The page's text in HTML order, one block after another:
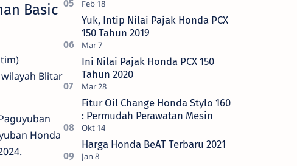
Basic
Blitar
Honda
Yuk, Intip Nilai Pajak Honda PCX
150 Tahun 2019
Ini Nilai Pajak Honda PCX 150
Tahun 2020
Fitur Oil Change Honda Stylo 160
: Permudah Perawatan Mesin
Harga Honda BeAT Terbaru 2021